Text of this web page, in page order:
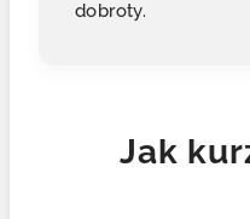
dobroty.
Jak